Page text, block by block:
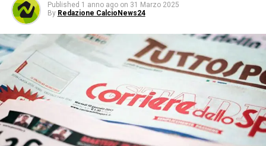
Published 1 anno ago on 31 Marzo 2025
By Redazione CalcioNews24